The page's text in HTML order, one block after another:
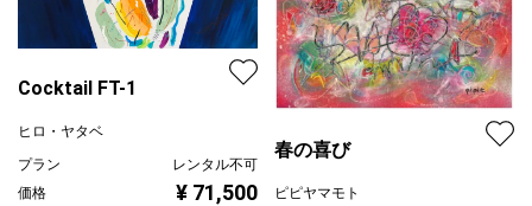
Cocktail FT-1
ヒロ・ヤタベ
プラン
レンタル不可
価格
¥ 71,500
春の喜び
ピピヤマモト